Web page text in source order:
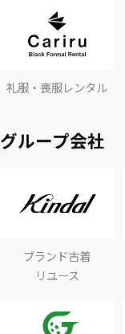
礼服・喪服レンタル
グループ会社
ブランド古着
リユース